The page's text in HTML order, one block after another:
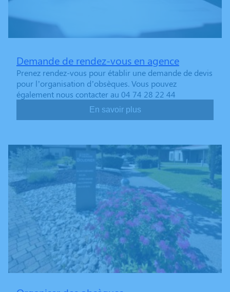
Demande de rendez-vous en agence
Prenez rendez-vous pour établir une demande de devis
pour l’organisation d’obsèques. Vous pouvez
également nous contacter au 04 74 28 22 44
En savoir plus